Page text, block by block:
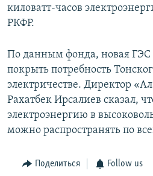
киловатт-часов
РКФР.
По данным фонда, новая ГЭС
покрыть потребность
электричестве. Директор
Рахатбек Ирсалиев сказал,
электроэнергию в
можно распространять по
Поделиться Follow us